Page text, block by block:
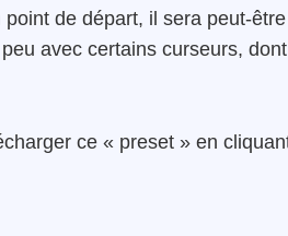
point de départ, il sera peut-
avec certains curseurs,
ce « preset » en